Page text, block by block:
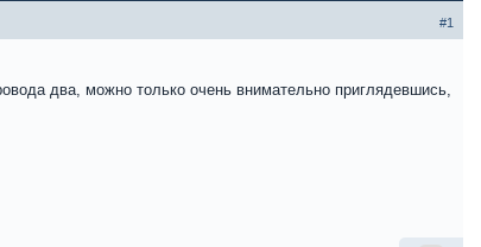
#1
два, можно только очень внимательно приглядевшись,